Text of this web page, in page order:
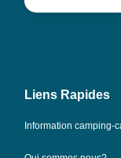
Liens Rapides
Information camping-